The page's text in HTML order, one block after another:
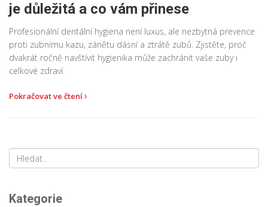
je důležitá a co vám přinese
Profesionální dentální hygiena není luxus, ale nezbytná prevence
proti zubnímu kazu, zánětu dásní a ztrátě zubů. Zjistěte, proč
dvakrát ročně navštívit hygienika může zachránit vaše zuby i
celkové zdraví.
Pokračovat ve čtení
Kategorie